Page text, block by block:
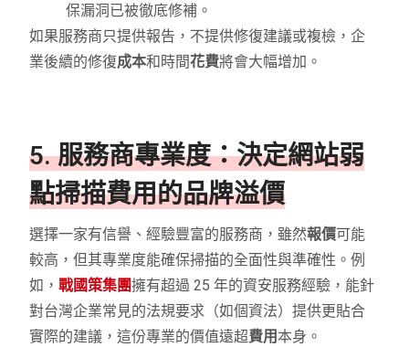
保漏洞已被徹底修補。
如果服務商只提供報告，不提供修復建議或複檢，企
業後續的修復成本和時間花費將會大幅增加。
5. 服務商專業度：決定網站弱
點掃描費用的品牌溢價
選擇一家有信譽、經驗豐富的服務商，雖然報價可能
較高，但其專業度能確保掃描的全面性與準確性。例
如，戰國策集團擁有超過 25 年的資安服務經驗，能針
對台灣企業常見的法規要求（如個資法）提供更貼合
實際的建議，這份專業的價值遠超費用本身。